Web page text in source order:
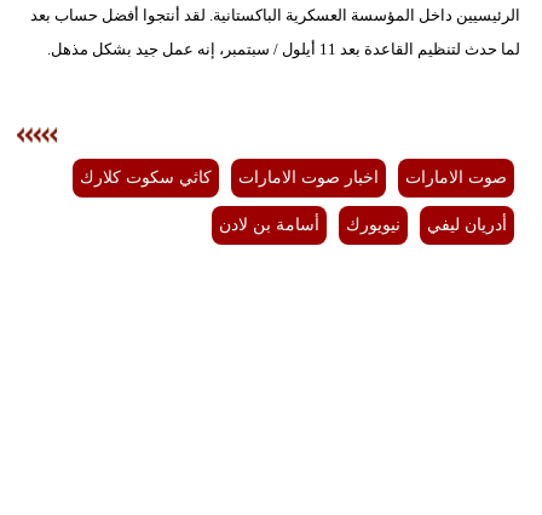
الرئيسيين داخل المؤسسة العسكرية الباكستانية. لقد أنتجوا أفضل حساب بعد
لما حدث لتنظيم القاعدة بعد 11 أيلول / سبتمبر، إنه عمل جيد بشكل مذهل.
صوت الامارات اخبار صوت الامارات كاثي سكوت كلارك
أدريان ليفي نيويورك أسامة بن لادن